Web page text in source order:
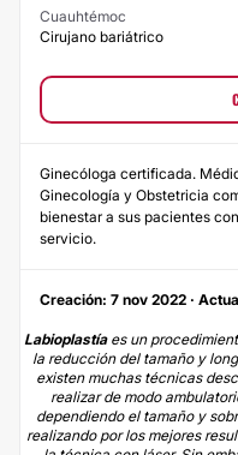
Cuauhtémoc
Cirujano bariátrico
Ginecóloga certificada.
Ginecología y Obstetricia
bienestar a sus pacientes
servicio.
Creación: 7 nov 2022 ·
Labioplastía es un
la reducción del tamaño y
existen muchas técnicas
realizar de modo
dependiendo el tamaño y
realizando por los mejores